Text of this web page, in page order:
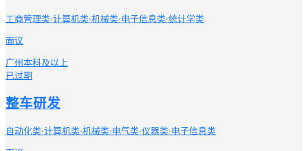
工商管理类·计算机类·机械类·电子信息类·统计学类
面议
广州本科及以上
已过期
整车研发
自动化类·计算机类·机械类·电气类·仪器类·电子信息类